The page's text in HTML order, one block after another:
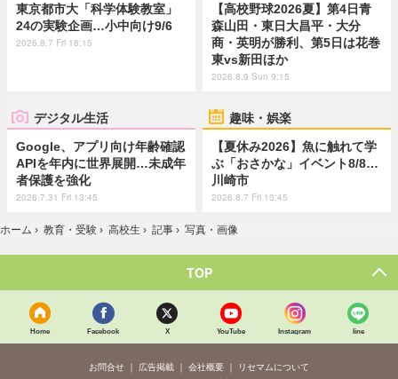
東京都市大「科学体験教室」
24の実験企画…小中向け9/6
2026.8.7 Fri 18:15
【高校野球2026夏】第4日青
森山田・東日大昌平・大分
商・英明が勝利、第5日は花巻
東vs新田ほか
2026.8.9 Sun 9:15
デジタル生活
Google、アプリ向け年齢確認
APIを年内に世界展開…未成年
者保護を強化
2026.7.31 Fri 13:45
趣味・娯楽
【夏休み2026】魚に触れて学
ぶ「おさかな」イベント8/8…
川崎市
2026.8.7 Fri 10:45
ホーム › 教育・受験 › 高校生 › 記事 › 写真・画像
TOP
Home Facebook X YouTube Instagram line
お問合せ 広告掲載 会社概要
リセマムについて